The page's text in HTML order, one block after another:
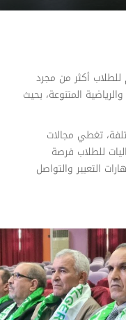
أكثر من مجرد
المتنوعة، بحيث
تغطي مجالات
للطلاب فرصة
التعبير والتواصل